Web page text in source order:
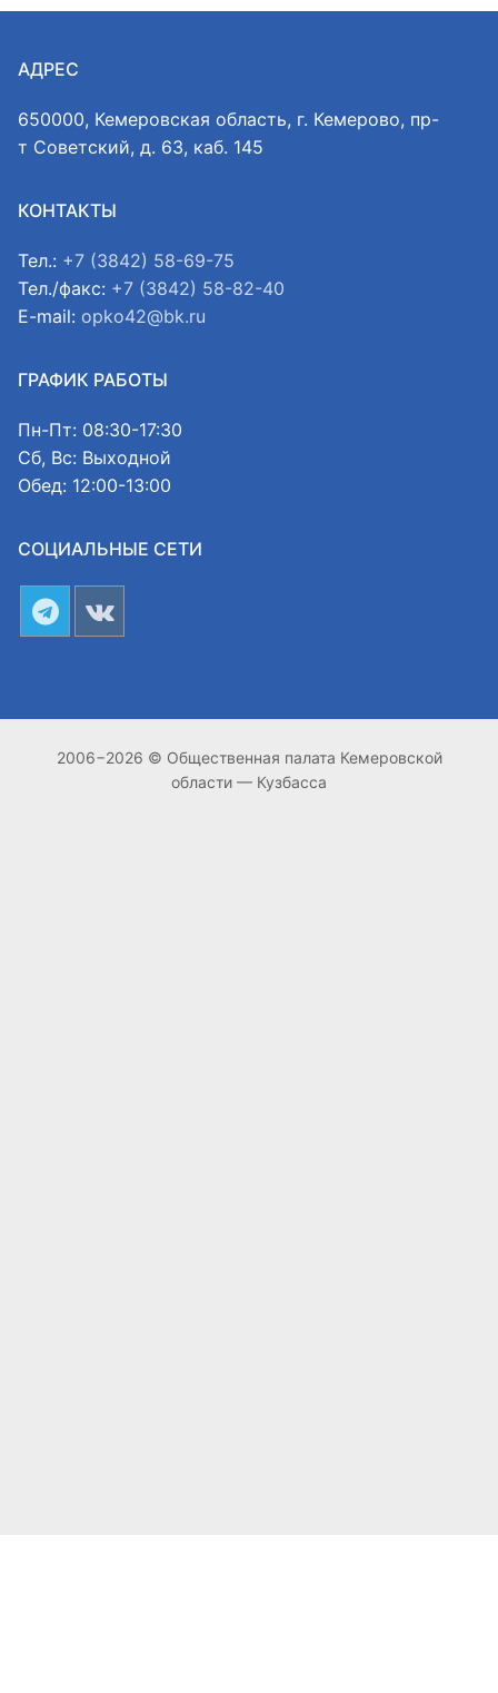
АДРЕС
650000, Кемеровская область, г. Кемерово, пр-
т Советский, д. 63, каб. 145
КОНТАКТЫ
Тел.: +7 (3842) 58-69-75
Тел./факс: +7 (3842) 58-82-40
E-mail: opko42@bk.ru
ГРАФИК РАБОТЫ
Пн-Пт: 08:30-17:30
Сб, Вс: Выходной
Обед: 12:00-13:00
СОЦИАЛЬНЫЕ СЕТИ
2006−2026 © Общественная палата Кемеровской
области — Кузбасса